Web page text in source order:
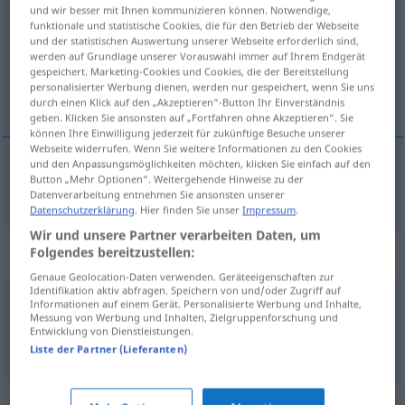
Übersicht aller Übersetzungen
(Für mehr Details die Übersetzung anklicken/antippen)
nichts
nichts nimic
Beispielsätze für "nimic"
absolutnimic
überhauptnichts
und wir besser mit Ihnen kommunizieren können. Notwendige,
funktionale und statistische Cookies, die für den Betrieb der Webseite
und der statistischen Auswertung unserer Webseite erforderlich sind,
werden auf Grundlage unserer Vorauswahl immer auf Ihrem Endgerät
gespeichert. Marketing-Cookies und Cookies, die der Bereitstellung
personalisierter Werbung dienen, werden nur gespeichert, wenn Sie uns
durch einen Klick auf den „Akzeptieren“-Button Ihr Einverständnis
geben. Klicken Sie ansonsten auf „Fortfahren ohne Akzeptieren“. Sie
können Ihre Einwilligung jederzeit für zukünftige Besuche unserer
Webseite widerrufen. Wenn Sie weitere Informationen zu den Cookies
und den Anpassungsmöglichkeiten möchten, klicken Sie einfach auf den
Button „Mehr Optionen“. Weitergehende Hinweise zu der
Datenverarbeitung entnehmen Sie ansonsten unserer
Datenschutzerklärung. Hier finden Sie unserImpressum.
Wir und unsere Partner verarbeiten Daten, um
Folgendes bereitzustellen:
Genaue Geolocation-Daten verwenden. Geräteeigenschaften zur
Identifikation aktiv abfragen. Speichern von und/oder Zugriff auf
Informationen auf einem Gerät. Personalisierte Werbung und Inhalte,
Messung von Werbung und Inhalten, Zielgruppenforschung und
Entwicklung von Dienstleistungen.
Liste der Partner (Lieferanten)